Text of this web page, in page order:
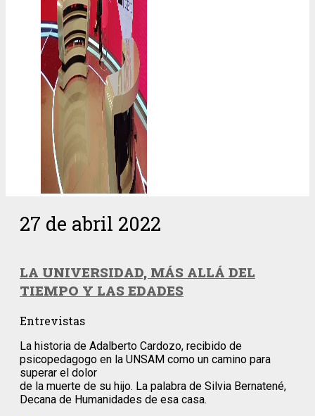
27 de abril 2022
LA UNIVERSIDAD, MÁS ALLÁ DEL
TIEMPO Y LAS EDADES
Entrevistas
La historia de Adalberto Cardozo, recibido de
psicopedagogo en la UNSAM como un camino para
superar el dolor
de la muerte de su hijo. La palabra de Silvia Bernatené,
Decana de Humanidades de esa casa.